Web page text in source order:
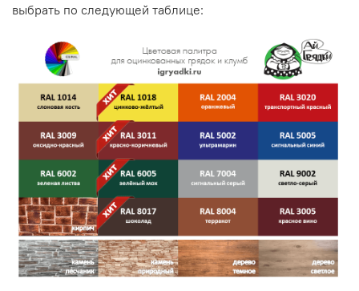
выбрать по следующей таблице: